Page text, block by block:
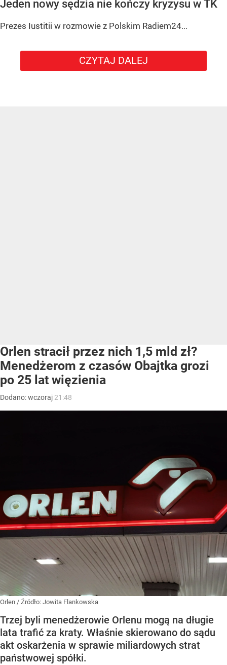
Jeden nowy sędzia nie kończy kryzysu w TK
Prezes Iustitii w rozmowie z Polskim Radiem24...
CZYTAJ DALEJ
Orlen stracił przez nich 1,5 mld zł?
Menedżerom z czasów Obajtka grozi
po 25 lat więzienia
Dodano:wczoraj 21:48
Orlen / Źródło: Jowita Flankowska
Trzej byli menedżerowie Orlenu mogą na długie
lata trafić za kraty. Właśnie skierowano do sądu
akt oskarżenia w sprawie miliardowych strat
państwowej spółki.